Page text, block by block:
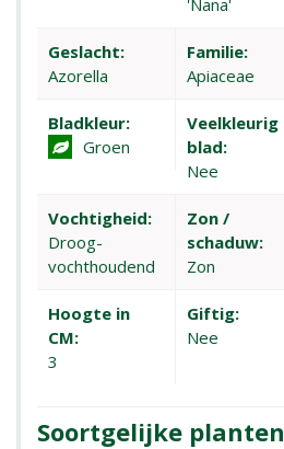
Geslacht:
Azorella
Familie:
Apiaceae
Bladkleur:
Groen
Veelkleurig
blad:
Nee
Vochtigheid:
Droog-
vochthoudend
Zon /
schaduw:
Zon
Hoogte in
CM:
3
Giftig:
Nee
Soortgelijke planten